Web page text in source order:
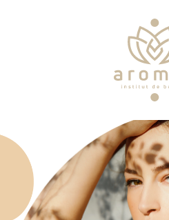
Soins
Je veux faire un bon cadeau
Plan d’accès